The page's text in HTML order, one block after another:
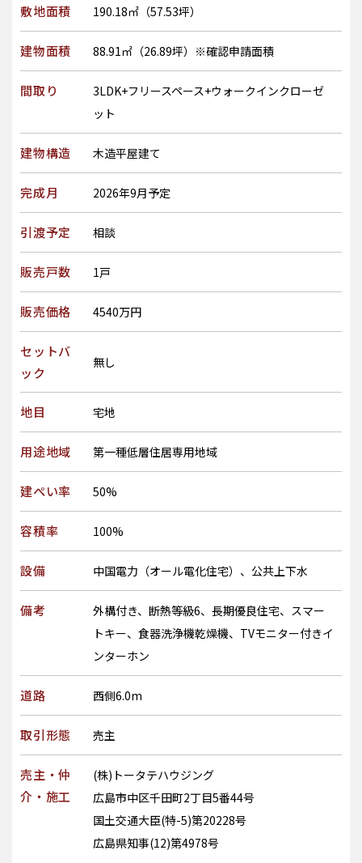
敷地面積 190.18㎡（57.53坪）
建物面積 88.91㎡（26.89坪）※確認申請面積
間取り
3LDK+フリースペース+ウォークインクローゼ
ット
建物構造 木造平屋建て
完成月 2026年9月予定
引渡予定 相談
販売戸数 1戸
販売価格 4540万円
セットバ
ック
無し
地目 宅地
用途地域 第一種低層住居専用地域
建ぺい率 50%
容積率 100%
設備 中国電力（オール電化住宅）、公共上下水
備考
外構付き、断熱等級6、長期優良住宅、スマー
トキー、食器洗浄機乾燥機、TVモニター付きイ
ンターホン
道路 西側6.0m
取引形態 売主
売主・仲
介・施工
(株)トータテハウジング
広島市中区千田町2丁目5番44号
国土交通大臣(特-5)第20228号
広島県知事(12)第4978号